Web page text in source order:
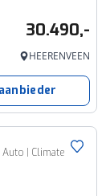
30.490,-
HEERENVEEN
| Climate